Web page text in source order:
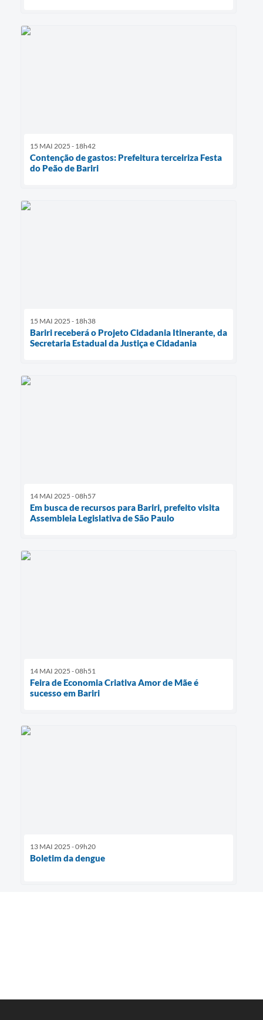
15 MAI 2025 - 18h42
Contenção de gastos: Prefeitura terceiriza Festa
do Peão de Bariri
15 MAI 2025 - 18h38
Bariri receberá o Projeto Cidadania Itinerante, da
Secretaria Estadual da Justiça e Cidadania
14 MAI 2025 - 08h57
Em busca de recursos para Bariri, prefeito visita
Assembleia Legislativa de São Paulo
14 MAI 2025 - 08h51
Feira de Economia Criativa Amor de Mãe é
sucesso em Bariri
13 MAI 2025 - 09h20
Boletim da dengue